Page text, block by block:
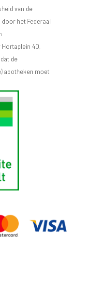
van de
het Federaal
Hortaplein 40,
dat de
apotheken moet